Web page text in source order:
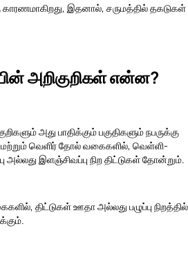
காரணமாகிறது, இதனால், சருமத்தில் தகடுகள்
அறிகுறிகள் என்ன?
அது பாதிக்கும் பகுதிகளும் நபருக்கு
மற்றும் வெளிர் தோல் வகைகளில், வெள்ளி-
இளஞ்சிவப்பு நிற திட்டுகள் தோன்றும்.
திட்டுகள் ஊதா அல்லது பழுப்பு நிறத்தில்